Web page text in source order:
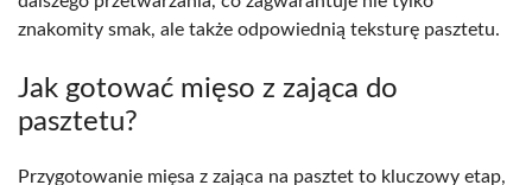
znakomity smak, ale także odpowiednią teksturę pasztetu.
Jak gotować mięso z zająca do
pasztetu?
Przygotowanie mięsa z zająca na pasztet to kluczowy etap,